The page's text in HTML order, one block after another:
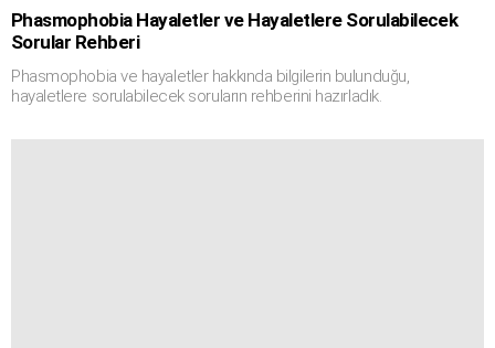
Phasmophobia Hayaletler ve Hayaletlere Sorulabilecek
Sorular Rehberi
Phasmophobia ve hayaletler hakkında bilgilerin bulunduğu,
hayaletlere sorulabilecek soruların rehberini hazırladık.